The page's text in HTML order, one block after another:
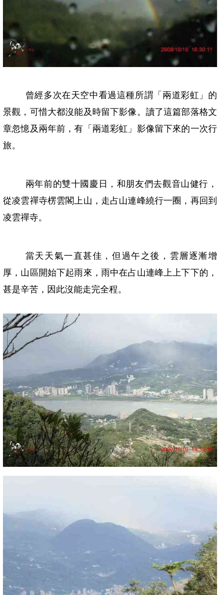
曾經多次在天空中看過這種所謂「兩道彩虹」的
景觀，可惜大都沒能及時留下影像。讀了這篇部落格文
章忽憶及兩年前，有「兩道彩虹」影像留下來的一次行
旅。
兩年前的雙十國慶日，和朋友們去觀音山健行，
從凌雲禪寺楞雲閣上山，走占山連峰繞行一圈，再回到
凌雲禪寺。
當天天氣一直甚佳，但過午之後，雲層逐漸增
厚，山區開始下起雨來，雨中在占山連峰上上下下的，
甚是辛苦，因此沒能走完全程。